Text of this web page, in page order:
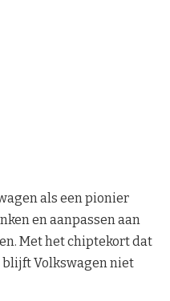
als een pionier
en aanpassen aan
Met het chiptekort dat
Volkswagen niet